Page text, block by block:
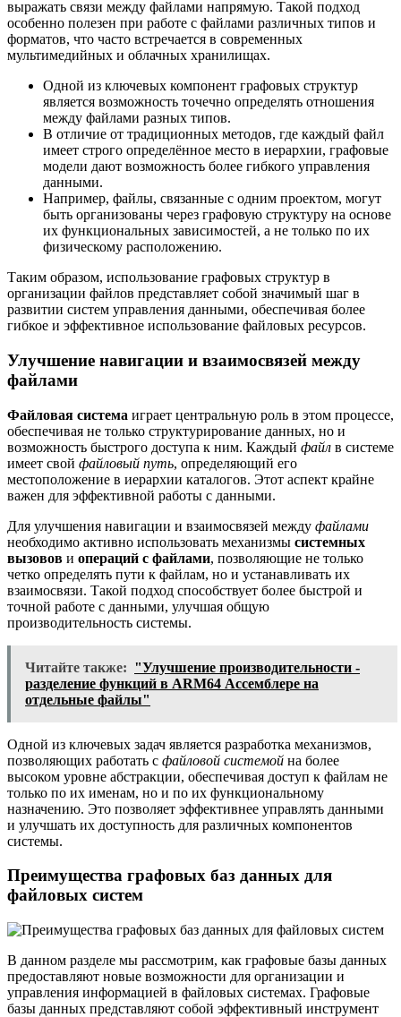
выражать связи между файлами напрямую. Такой подход
особенно полезен при работе с файлами различных типов и
форматов, что часто встречается в современных
мультимедийных и облачных хранилищах.
Одной из ключевых компонент графовых структур
является возможность точечно определять отношения
между файлами разных типов.
В отличие от традиционных методов, где каждый файл
имеет строго определённое место в иерархии, графовые
модели дают возможность более гибкого управления
данными.
Например, файлы, связанные с одним проектом, могут
быть организованы через графовую структуру на основе
их функциональных зависимостей, а не только по их
физическому расположению.
Таким образом, использование графовых структур в
организации файлов представляет собой значимый шаг в
развитии систем управления данными, обеспечивая более
гибкое и эффективное использование файловых ресурсов.
Улучшение навигации и взаимосвязей между
файлами
Файловая система играет центральную роль в этом процессе,
обеспечивая не только структурирование данных, но и
возможность быстрого доступа к ним. Каждый файл в системе
имеет свой файловый путь, определяющий его
местоположение в иерархии каталогов. Этот аспект крайне
важен для эффективной работы с данными.
Для улучшения навигации и взаимосвязей между файлами
необходимо активно использовать механизмы системных
вызовов и операций с файлами, позволяющие не только
четко определять пути к файлам, но и устанавливать их
взаимосвязи. Такой подход способствует более быстрой и
точной работе с данными, улучшая общую
производительность системы.
Читайте также: "Улучшение производительности -
разделение функций в ARM64 Ассемблере на
отдельные файлы"
Одной из ключевых задач является разработка механизмов,
позволяющих работать с файловой системой на более
высоком уровне абстракции, обеспечивая доступ к файлам не
только по их именам, но и по их функциональному
назначению. Это позволяет эффективнее управлять данными
и улучшать их доступность для различных компонентов
системы.
Преимущества графовых баз данных для
файловых систем
В данном разделе мы рассмотрим, как графовые базы данных
предоставляют новые возможности для организации и
управления информацией в файловых системах. Графовые
базы данных представляют собой эффективный инструмент